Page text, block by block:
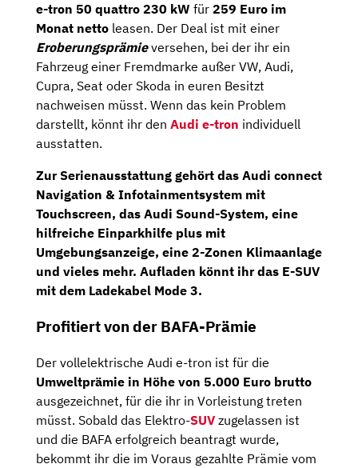
e-tron 50 quattro 230 kW für 259 Euro im
Monat netto leasen. Der Deal ist mit einer
Eroberungsprämieversehen, bei der ihr ein
Fahrzeug einer Fremdmarke außer VW, Audi,
Cupra, Seat oder Skoda in euren Besitzt
nachweisen müsst. Wenn das kein Problem
darstellt, könnt ihr den Audi e-tron individuell
ausstatten.
Zur Serienausstattung gehört das Audi connect
Navigation & Infotainmentsystem mit
Touchscreen, das Audi Sound-System, eine
hilfreiche Einparkhilfe plus mit
Umgebungsanzeige, eine 2-Zonen Klimaanlage
und vieles mehr. Aufladen könnt ihr das E-SUV
mit dem Ladekabel Mode 3.
Profitiert von der BAFA-Prämie
Der vollelektrische Audi e-tron ist für die
Umweltprämie in Höhe von 5.000 Euro brutto
ausgezeichnet, für die ihr in Vorleistung treten
müsst. Sobald das Elektro-SUV zugelassen ist
und die BAFA erfolgreich beantragt wurde,
bekommt ihr die im Voraus gezahlte Prämie vom